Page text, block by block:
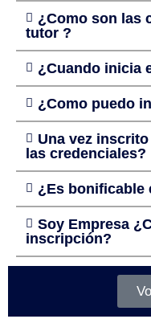
¿Como son las
tutor ?
¿Cuando inicia
¿Como puedo
Una vez
las credenciales?
¿Es bonificable
Soy Empresa
inscripción?